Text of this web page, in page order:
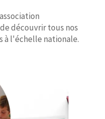
découvrir tous nos
à l'échelle nationale.